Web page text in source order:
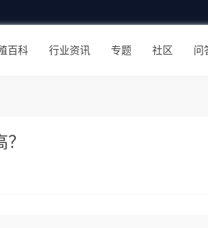
百科 行业资讯 专题 社区 问